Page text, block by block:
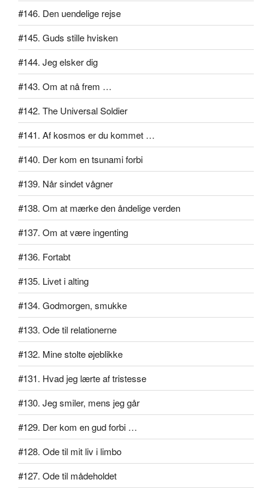
#146. Den uendelige rejse
#145. Guds stille hvisken
#144. Jeg elsker dig
#143. Om at nå frem …
#142. The Universal Soldier
#141. Af kosmos er du kommet …
#140. Der kom en tsunami forbi
#139. Når sindet vågner
#138. Om at mærke den åndelige verden
#137. Om at være ingenting
#136. Fortabt
#135. Livet i alting
#134. Godmorgen, smukke
#133. Ode til relationerne
#132. Mine stolte øjeblikke
#131. Hvad jeg lærte af tristesse
#130. Jeg smiler, mens jeg går
#129. Der kom en gud forbi …
#128. Ode til mit liv i limbo
#127. Ode til mådeholdet